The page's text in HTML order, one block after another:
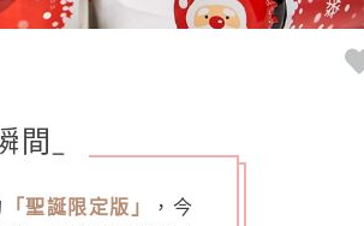
間
「聖誕限定版」
，今